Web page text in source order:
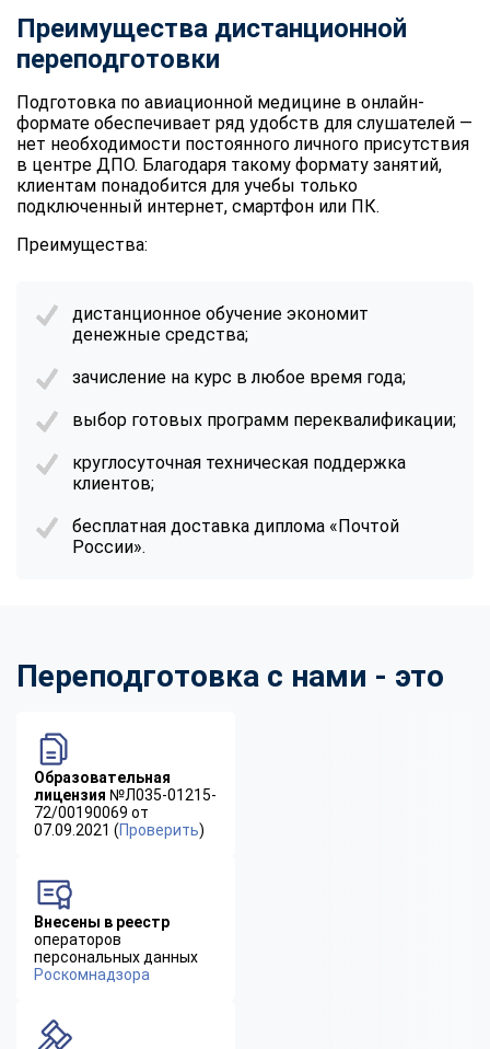
Преимущества дистанционной
переподготовки
Подготовка по авиационной медицине в онлайн-
формате обеспечивает ряд удобств для слушателей —
нет необходимости постоянного личного присутствия
в центре ДПО. Благодаря такому формату занятий,
клиентам понадобится для учебы только
подключенный интернет, смартфон или ПК.
Преимущества:
дистанционное обучение экономит
денежные средства;
зачисление на курс в любое время года;
выбор готовых программ переквалификации;
круглосуточная техническая поддержка
клиентов;
бесплатная доставка диплома «Почтой
России».
Переподготовка с нами - это
Образовательная
лицензия №Л035-01215-
72/00190069 от
07.09.2021 (Проверить)
Внесены в реестр
операторов
персональных данных
Роскомнадзора